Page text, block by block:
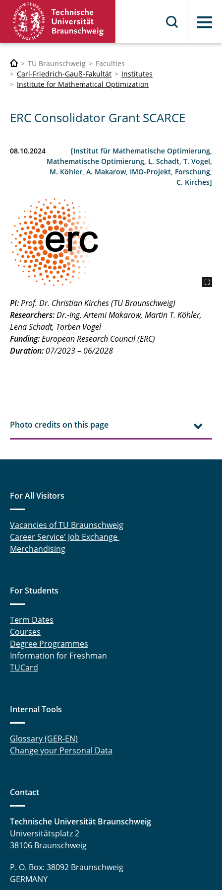
Menu
TU Braunschweig
Faculties
Carl-Friedrich-Gauß-Fakultät
Institutes
Institute for Mathematical Optimization
ERC Consolidator Grant SCARCE
08.10.2024
[Institut für Mathematische Optimierung,
Mathematische Optimierung, L. Schadt, T. Vogel,
M. Köhler, A. Makarow, IMO-Projekt, Forschung,
C. Kirches]
PI:Prof. Dr. Christian Kirches (TU Braunschweig)
Researchers:Dr.-Ing. Artemi Makarow, Martin T. Köhler,
Lena Schadt, Torben Vogel
Funding:European Research Council (ERC)
Duration: 07/2023 – 06/2028
Photo credits on this page
For All Visitors
Vacancies of TU Braunschweig
Career Service' Job Exchange
Merchandising
For Students
Term Dates
Courses
Degree Programmes
Information for Freshman
TUCard
Internal Tools
Glossary (GER-EN)
Change your Personal Data
Contact
Technische Universität Braunschweig
Universitätsplatz 2
38106 Braunschweig
P. O. Box: 38092 Braunschweig
GERMANY